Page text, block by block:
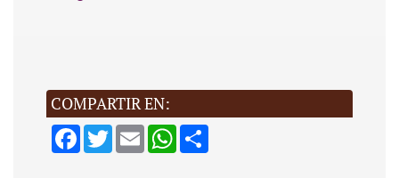
COMPARTIR EN:
F
a
T
w
E
m
W
S